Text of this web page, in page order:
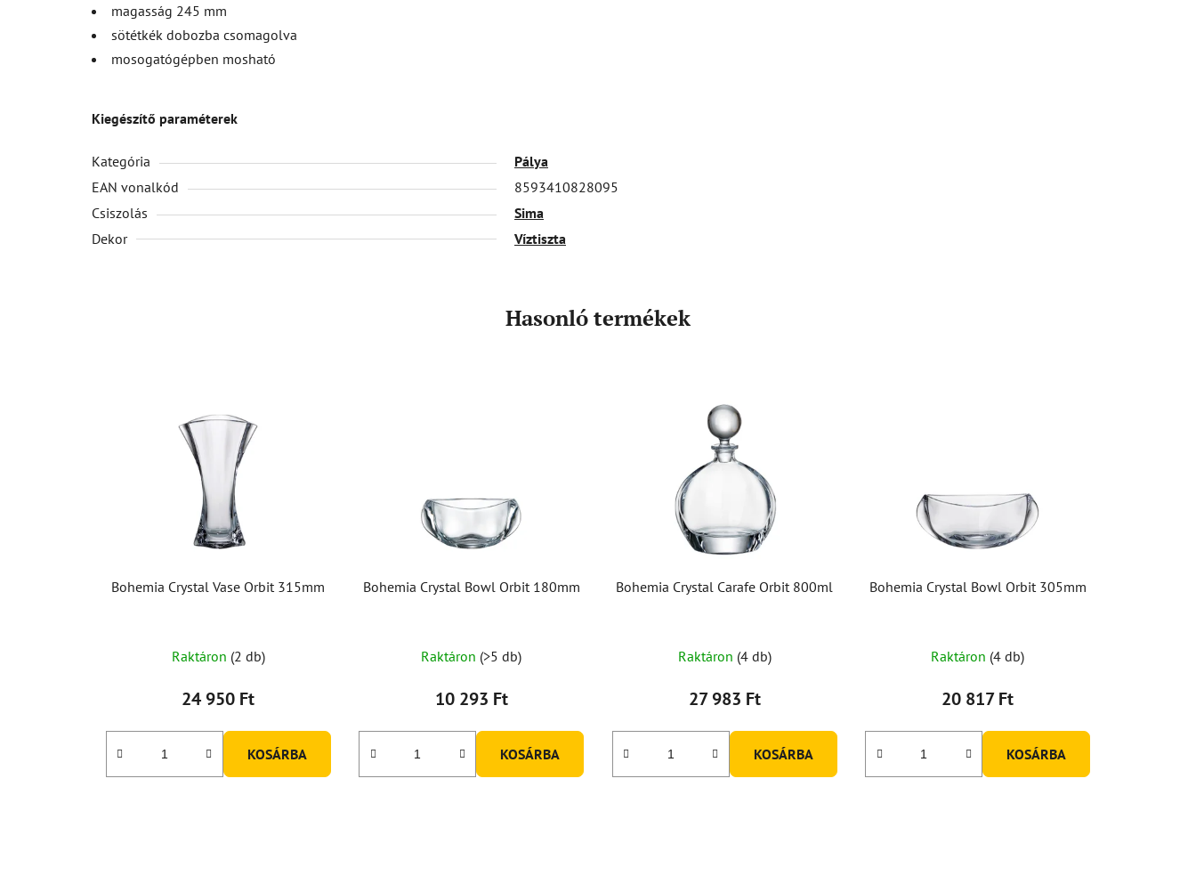
magasság 245 mm
sötétkék dobozba csomagolva
mosogatógépben mosható
Kiegészítő paraméterek
Kategória
Pálya
EAN vonalkód
8593410828095
Csiszolás
Sima
Dekor
Víztiszta
Hasonló termékek
Bohemia Crystal Vase Orbit 315mm
Raktáron (2 db)
24 950 Ft
KOSÁRBA
Bohemia Crystal Bowl Orbit 180mm
Raktáron (>5 db)
10 293 Ft
KOSÁRBA
Bohemia Crystal Carafe Orbit 800ml
Raktáron (4 db)
27 983 Ft
KOSÁRBA
Bohemia Crystal Bowl Orbit 305mm
termék
átlagos
5-
Raktáron (4 db)
20 817 Ft
KOSÁRBA